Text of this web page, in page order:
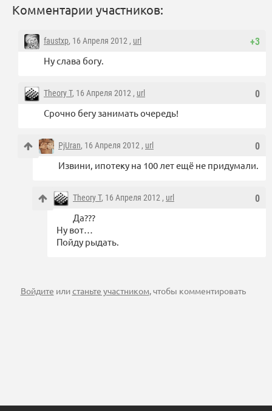
Комментарии участников:
+3
faustxp, 16 Апреля 2012 , url
Ну слава богу.
0
Theory T, 16 Апреля 2012 , url
Срочно бегу занимать очередь!
0
PjUran, 16 Апреля 2012 , url
Извини, ипотеку на 100 лет ещё не придумали.
0
Theory T, 16 Апреля 2012 , url
Да???
Ну вот…
Пойду рыдать.
Войдите илистаньте участником, чтобы комментировать